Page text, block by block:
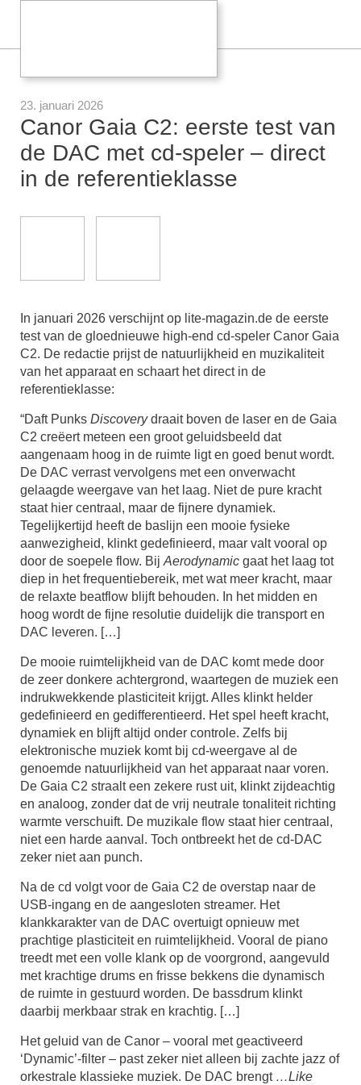
23. januari 2026
Canor Gaia C2: eerste test van
de DAC met cd-speler – direct
in de referentieklasse
In januari 2026 verschijnt op lite-magazin.de de eerste
test van de gloednieuwe high-end cd-speler Canor Gaia
C2. De redactie prijst de natuurlijkheid en muzikaliteit
van het apparaat en schaart het direct in de
referentieklasse:
“Daft Punks Discoverydraait boven de laser en de Gaia
C2 creëert meteen een groot geluidsbeeld dat
aangenaam hoog in de ruimte ligt en goed benut wordt.
De DAC verrast vervolgens met een onverwacht
gelaagde weergave van het laag. Niet de pure kracht
staat hier centraal, maar de fijnere dynamiek.
Tegelijkertijd heeft de baslijn een mooie fysieke
aanwezigheid, klinkt gedefinieerd, maar valt vooral op
door de soepele flow. Bij Aerodynamic gaat het laag tot
diep in het frequentiebereik, met wat meer kracht, maar
de relaxte beatflow blijft behouden. In het midden en
hoog wordt de fijne resolutie duidelijk die transport en
DAC leveren. […]
De mooie ruimtelijkheid van de DAC komt mede door
de zeer donkere achtergrond, waartegen de muziek een
indrukwekkende plasticiteit krijgt. Alles klinkt helder
gedefinieerd en gedifferentieerd. Het spel heeft kracht,
dynamiek en blijft altijd onder controle. Zelfs bij
elektronische muziek komt bij cd-weergave al de
genoemde natuurlijkheid van het apparaat naar voren.
De Gaia C2 straalt een zekere rust uit, klinkt zijdeachtig
en analoog, zonder dat de vrij neutrale tonaliteit richting
warmte verschuift. De muzikale flow staat hier centraal,
niet een harde aanval. Toch ontbreekt het de cd-DAC
zeker niet aan punch.
Na de cd volgt voor de Gaia C2 de overstap naar de
USB-ingang en de aangesloten streamer. Het
klankkarakter van de DAC overtuigt opnieuw met
prachtige plasticiteit en ruimtelijkheid. Vooral de piano
treedt met een volle klank op de voorgrond, aangevuld
met krachtige drums en frisse bekkens die dynamisch
de ruimte in gestuurd worden. De bassdrum klinkt
daarbij merkbaar strak en krachtig. […]
Het geluid van de Canor – vooral met geactiveerd
‘Dynamic’-filter – past zeker niet alleen bij zachte jazz of
orkestrale klassieke muziek. De DAC brengt …Like